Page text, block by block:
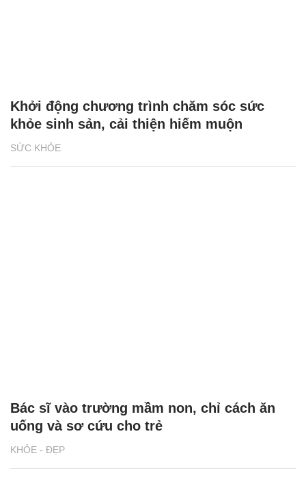
SỨC KHỎE
Khởi động chương trình chăm sóc sức
khỏe sinh sản, cải thiện hiếm muộn
KHỎE - ĐẸP
Bác sĩ vào trường mầm non, chỉ cách ăn
uống và sơ cứu cho trẻ